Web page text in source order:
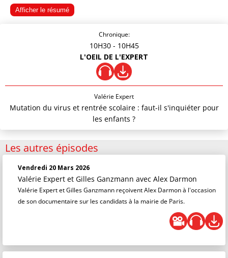
Afficher le résumé
Chronique:
10H30 - 10H45
L'OEIL DE L'EXPERT
Valérie Expert
Mutation du virus et rentrée scolaire : faut-il s'inquiéter pour
les enfants ?
Les autres épisodes
Vendredi 20 Mars 2026
Valérie Expert et Gilles Ganzmann avec Alex Darmon
Valérie Expert et Gilles Ganzmann reçoivent Alex Darmon à l'occasion
de son documentaire sur les candidats à la mairie de Paris.